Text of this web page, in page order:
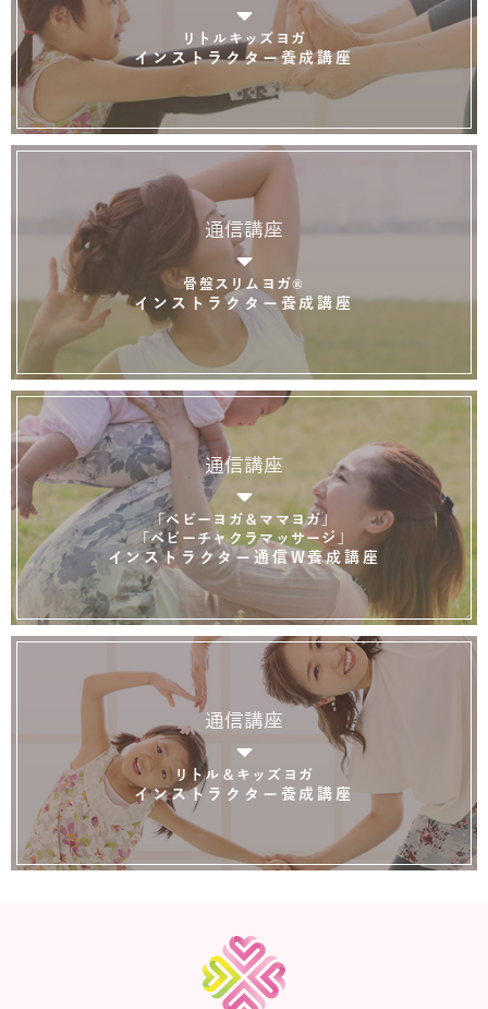
リトルキッズヨガ
インストラクター養成講座
通信講座
骨盤スリムヨガ®
インストラクター養成講座
通信講座
「ベビーヨガ＆ママヨガ」
「ベビーチャクラマッサージ」
インストラクター通信W養成講座
通信講座
リトル＆キッズヨガ
インストラクター養成講座